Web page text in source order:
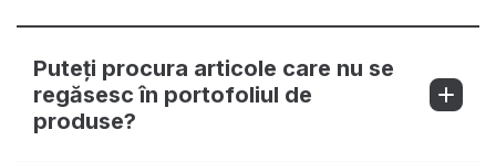
Puteți procura articole care nu se
regăsesc în portofoliul de
produse?